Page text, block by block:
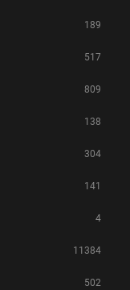
189
517
809
138
304
141
4
11384
502